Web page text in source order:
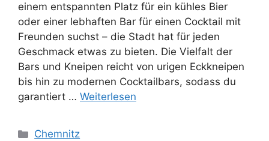
einem entspannten Platz für ein kühles Bier
oder einer lebhaften Bar für einen Cocktail mit
Freunden suchst – die Stadt hat für jeden
Geschmack etwas zu bieten. Die Vielfalt der
Bars und Kneipen reicht von urigen Eckkneipen
bis hin zu modernen Cocktailbars, sodass du
garantiert … Weiterlesen
Kategorien
Chemnitz